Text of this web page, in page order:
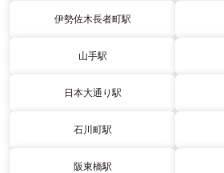
伊勢佐木長者町駅
山手駅
日本大通り駅
石川町駅
阪東橋駅